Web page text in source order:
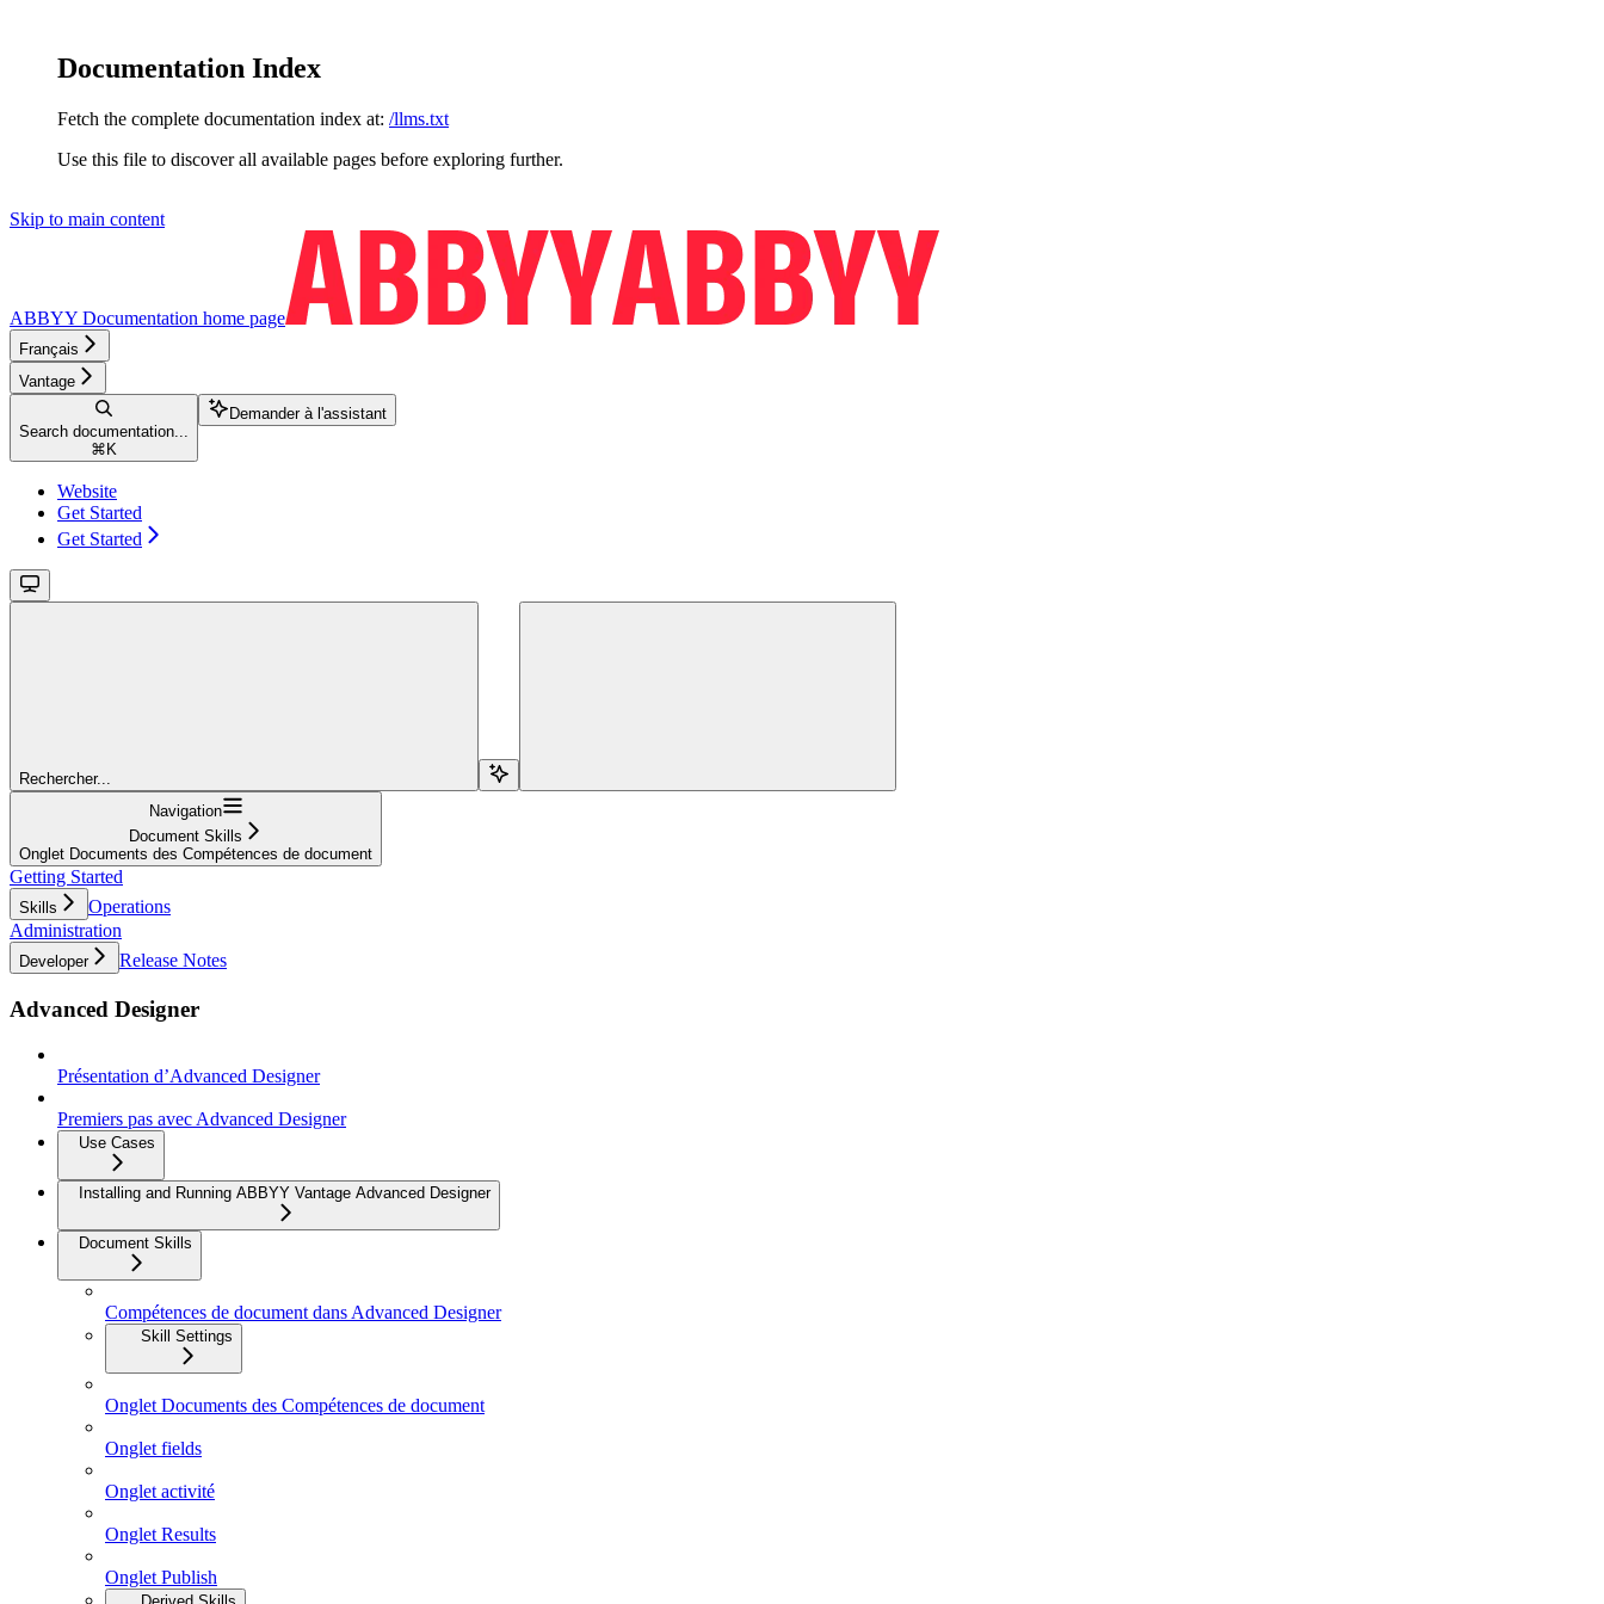
Documentation Index
Fetch the complete documentation index at: /llms.txt
Use this file to discover all available pages before exploring further.
Skip to main content
ABBYY Documentation home page
Français
Vantage
Search documentation...
⌘ K
Demander à l'assistant
Website
Get Started
Get Started
Rechercher...
Navigation
Document Skills
Onglet Documents des Compétences de document
Getting Started
Skills
Operations
Administration
Developer Release Notes
Advanced Designer
Présentation d’Advanced Designer
Premiers pas avec Advanced Designer
Use Cases
Installing and Running ABBYY Vantage Advanced Designer
Document Skills
Compétences de document dans Advanced Designer
Skill Settings
Onglet Documents des Compétences de document
Onglet fields
Onglet activité
Onglet Results
Onglet Publish